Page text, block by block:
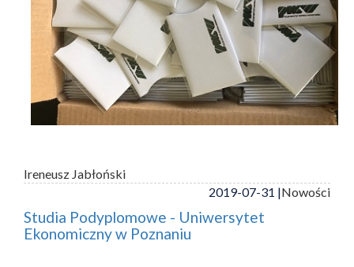
Ireneusz Jabłoński
2019-07-31 |Nowości
Studia Podyplomowe - Uniwersytet
Ekonomiczny w Poznaniu